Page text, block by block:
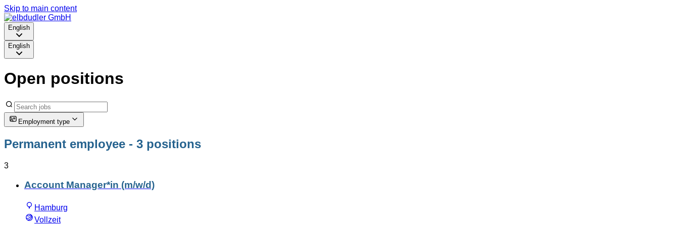
Skip to main content
English
English
Open positions
Employment type
Permanent employee - 3 positions
3
Account Manager*in (m/w/d)
Hamburg
Vollzeit